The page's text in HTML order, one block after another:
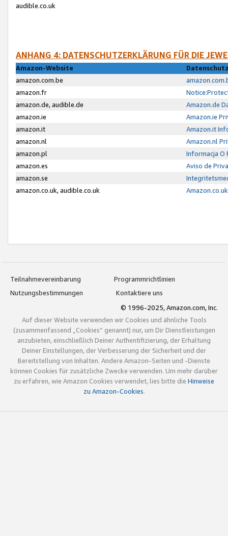
audible.co.uk
ANHANG 4: DATENSCHUTZERKLÄRUNG FÜR DIE
Amazon-Website
amazon.com.be
amazon.fr
amazon.de, audible.de
Amazon.de
amazon.ie
Amazon.ie
amazon.it
Amazon.it
amazon.nl
Amazon.nl
amazon.pl
Informacja O
amazon.es
Aviso de
amazon.se
amazon.co.uk, audible.co.uk
Teilnahmevereinbarung
Programmrichtlinien
Nutzungsbestimmungen
Kontaktiere uns
© 1996-2025, Amazon.com, Inc.
Auf dieser Website verwenden wir Cookies und ähnliche Tools
(zusammenfassend „Cookies“ genannt) nur, um Dir Dienstleistungen
anzubieten, einschließlich Deiner Authentifizierung, der Erhaltung
Deiner Einstellungen, der Verbesserung der Sicherheit und der
Bereitstellung von Inhalten. Andere Amazon-Seiten und -Dienste
können Cookies für zusätzliche Zwecke verwenden. Um mehr darüber
zu erfahren, wie Amazon Cookies verwendet, lies bitte die Hinweise
zu Amazon-Cookies.